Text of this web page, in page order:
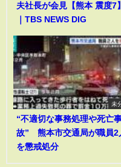
夫社長が会見【熊本 震度7】
｜TBS NEWS DIG
未
“不適切な事務処理や死亡
故” 熊本市交通局が職員2
を懲戒処分